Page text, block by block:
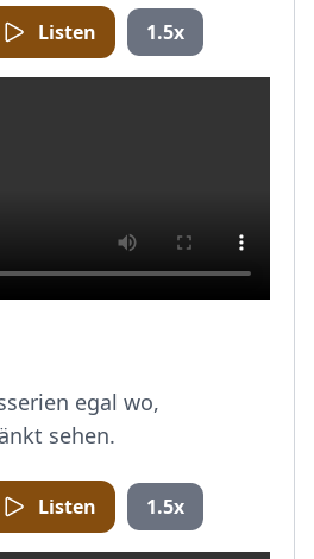
Listen 1.5x
egal wo,
sehen.
Listen 1.5x